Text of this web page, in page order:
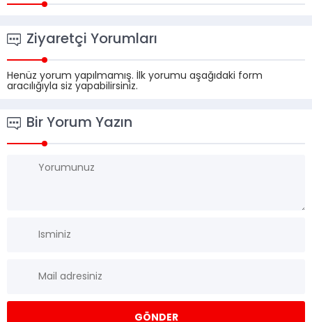
Ziyaretçi Yorumları
Henüz yorum yapılmamış. İlk yorumu aşağıdaki form
aracılığıyla siz yapabilirsiniz.
Bir Yorum Yazın